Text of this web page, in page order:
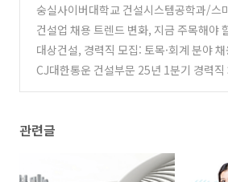
숭실사이버대학교 건설시스템공학과/스
전공학과 2025학년도 1학기 신/편입생
년제 학사학위) 학력지수 20점 취득가능
건설업 채용 트렌드 변화, 지금 주목해야
(2)
대상건설, 경력직 모집: 토목·회계 분야 채
식
(1)
CJ대한통운 건설부문 25년 1분기 경력직
관련글